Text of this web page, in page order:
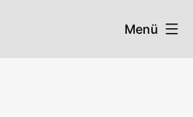
Menü